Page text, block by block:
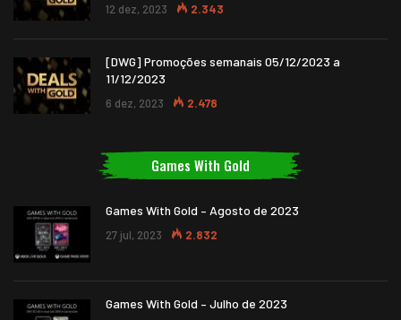
12 dez, 2023 2.343
[DWG] Promoções semanais 05/12/2023 a
11/12/2023
6 dez, 2023 2.478
Games With Gold
Games With Gold – Agosto de 2023
27 jul, 2023 2.832
Games With Gold – Julho de 2023